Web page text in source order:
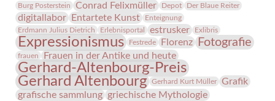
Burg Posterstein Conrad Felixmüller Depot Der Blaue Reiter
digitallabor Entartete Kunst
Enteignung
Erdmann Julius Dietrich
Erlebnisportal estrusker Exlibris
Expressionismus Festrede Florenz Fotografie
frauen Frauen in der Antike und heute
Gerhard-Altenbourg-Preis
Gerhard Altenbourg
Gerhard Kurt Müller
Grafik
grafische sammlung griechische Mythologie